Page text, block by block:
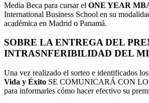
Media Beca para cursar el ONE YEAR
International Business School en su
académica en Madrid o Panamá.
SOBRE LA ENTREGA DEL
INTRASNFERIBILIDAD DEL
Una vez realizado el sorteo e identificados
Vida y Éxito SE COMUNICARÁ CON
para informarles cómo hacer efectivo su